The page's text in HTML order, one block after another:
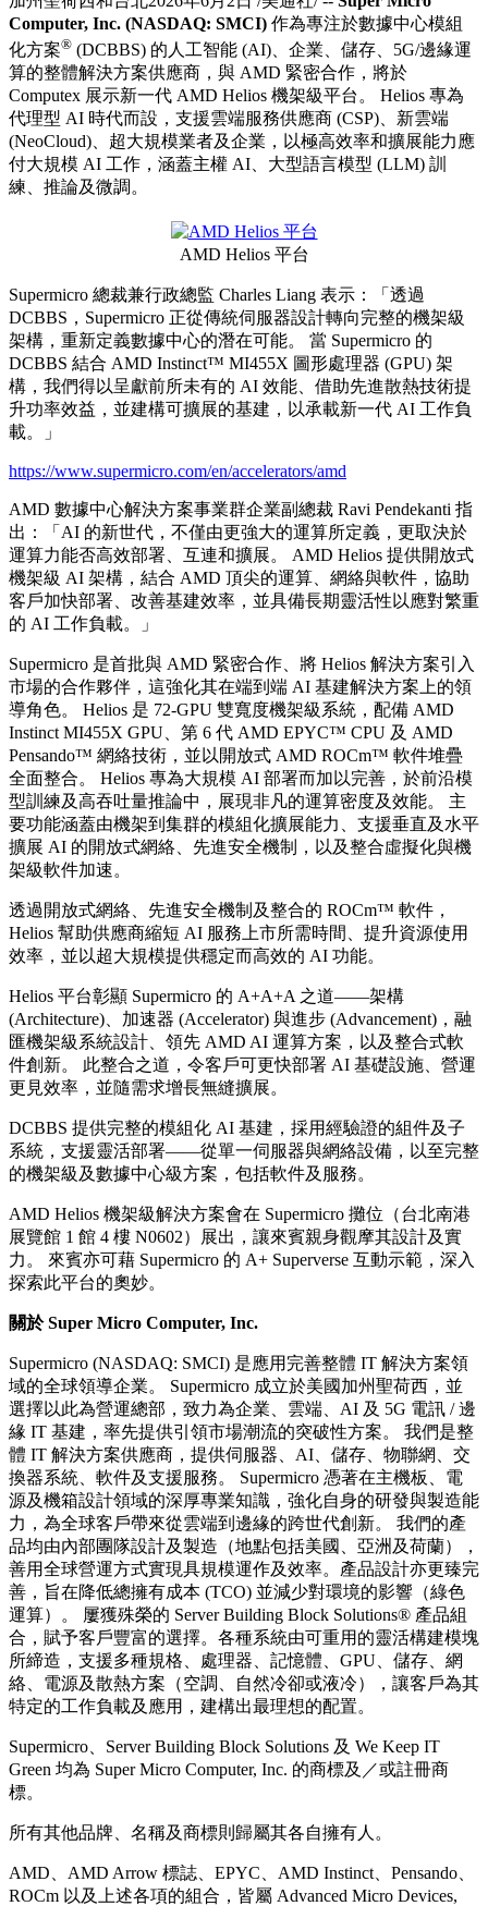
Computer, Inc. (NASDAQ: SMCI) 作為專注於數據中心模組
化方案® (DCBBS) 的人工智能 (AI)、企業、儲存、5G/邊緣運
算的整體解決方案供應商，與 AMD 緊密合作，將於
Computex 展示新一代 AMD Helios 機架級平台。 Helios 專為
代理型 AI 時代而設，支援雲端服務供應商 (CSP)、新雲端
(NeoCloud)、超大規模業者及企業，以極高效率和擴展能力應
付大規模 AI 工作，涵蓋主權 AI、大型語言模型 (LLM) 訓
練、推論及微調。
AMD Helios 平台
Supermicro 總裁兼行政總監 Charles Liang 表示：「透過
DCBBS，Supermicro 正從傳統伺服器設計轉向完整的機架級
架構，重新定義數據中心的潛在可能。 當 Supermicro 的
DCBBS 結合 AMD Instinct™ MI455X 圖形處理器 (GPU) 架
構，我們得以呈獻前所未有的 AI 效能、借助先進散熱技術提
升功率效益，並建構可擴展的基建，以承載新一代 AI 工作負
載。」
https://www.supermicro.com/en/accelerators/amd
AMD 數據中心解決方案事業群企業副總裁 Ravi Pendekanti 指
出：「AI 的新世代，不僅由更強大的運算所定義，更取決於
運算力能否高效部署、互連和擴展。 AMD Helios 提供開放式
機架級 AI 架構，結合 AMD 頂尖的運算、網絡與軟件，協助
客戶加快部署、改善基建效率，並具備長期靈活性以應對繁重
的 AI 工作負載。」
Supermicro 是首批與 AMD 緊密合作、將 Helios 解決方案引入
市場的合作夥伴，這強化其在端到端 AI 基建解決方案上的領
導角色。 Helios 是 72-GPU 雙寬度機架級系統，配備 AMD
Instinct MI455X GPU、第 6 代 AMD EPYC™ CPU 及 AMD
Pensando™ 網絡技術，並以開放式 AMD ROCm™ 軟件堆疊
全面整合。 Helios 專為大規模 AI 部署而加以完善，於前沿模
型訓練及高吞吐量推論中，展現非凡的運算密度及效能。 主
要功能涵蓋由機架到集群的模組化擴展能力、支援垂直及水平
擴展 AI 的開放式網絡、先進安全機制，以及整合虛擬化與機
架級軟件加速。
透過開放式網絡、先進安全機制及整合的 ROCm™ 軟件，
Helios 幫助供應商縮短 AI 服務上市所需時間、提升資源使用
效率，並以超大規模提供穩定而高效的 AI 功能。
Helios 平台彰顯 Supermicro 的 A+A+A 之道——架構
(Architecture)、加速器 (Accelerator) 與進步 (Advancement)，融
匯機架級系統設計、領先 AMD AI 運算方案，以及整合式軟
件創新。 此整合之道，令客戶可更快部署 AI 基礎設施、營運
更見效率，並隨需求增長無縫擴展。
DCBBS 提供完整的模組化 AI 基建，採用經驗證的組件及子
系統，支援靈活部署——從單一伺服器與網絡設備，以至完整
的機架級及數據中心級方案，包括軟件及服務。
AMD Helios 機架級解決方案會在 Supermicro 攤位（台北南港
展覽館 1 館 4 樓 N0602）展出，讓來賓親身觀摩其設計及實
力。 來賓亦可藉 Supermicro 的 A+ Superverse 互動示範，深入
探索此平台的奧妙。
關於 Super Micro Computer, Inc.
Supermicro (NASDAQ: SMCI) 是應用完善整體 IT 解決方案領
域的全球領導企業。 Supermicro 成立於美國加州聖荷西，並
選擇以此為營運總部，致力為企業、雲端、AI 及 5G 電訊 / 邊
緣 IT 基建，率先提供引領市場潮流的突破性方案。 我們是整
體 IT 解決方案供應商，提供伺服器、AI、儲存、物聯網、交
換器系統、軟件及支援服務。 Supermicro 憑著在主機板、電
源及機箱設計領域的深厚專業知識，強化自身的研發與製造能
力，為全球客戶帶來從雲端到邊緣的跨世代創新。 我們的產
品均由內部團隊設計及製造（地點包括美國、亞洲及荷蘭），
善用全球營運方式實現具規模運作及效率。產品設計亦更臻完
善，旨在降低總擁有成本 (TCO) 並減少對環境的影響（綠色
運算）。 屢獲殊榮的 Server Building Block Solutions® 產品組
合，賦予客戶豐富的選擇。各種系統由可重用的靈活構建模塊
所締造，支援多種規格、處理器、記憶體、GPU、儲存、網
絡、電源及散熱方案（空調、自然冷卻或液冷），讓客戶為其
特定的工作負載及應用，建構出最理想的配置。
Supermicro、Server Building Block Solutions 及 We Keep IT
Green 均為 Super Micro Computer, Inc. 的商標及／或註冊商
標。
所有其他品牌、名稱及商標則歸屬其各自擁有人。
AMD、AMD Arrow 標誌、EPYC、AMD Instinct、Pensando、
ROCm 以及上述各項的組合，皆屬 Advanced Micro Devices,